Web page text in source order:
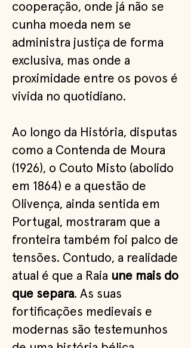
cooperação, onde já não se
cunha moeda nem se
administra justiça de forma
exclusiva, mas onde a
proximidade entre os povos é
vivida no quotidiano.
Ao longo da História, disputas
como a Contenda de Moura
(1926), o Couto Misto (abolido
em 1864) e a questão de
Olivença, ainda sentida em
Portugal, mostraram que a
fronteira também foi palco de
tensões. Contudo, a realidade
atual é que a Raia une mais do
que separa. As suas
fortificações medievais e
modernas são testemunhos